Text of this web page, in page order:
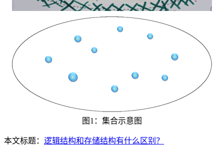
图1：集合示意图
本文标题： 逻辑结构和存储结构有什么区别？